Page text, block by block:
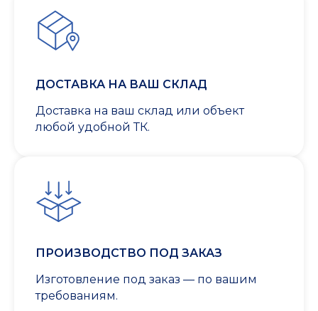
ДОСТАВКА НА ВАШ СКЛАД
Доставка на ваш склад или объект
любой удобной ТК.
ПРОИЗВОДСТВО ПОД ЗАКАЗ
Изготовление под заказ — по вашим
требованиям.